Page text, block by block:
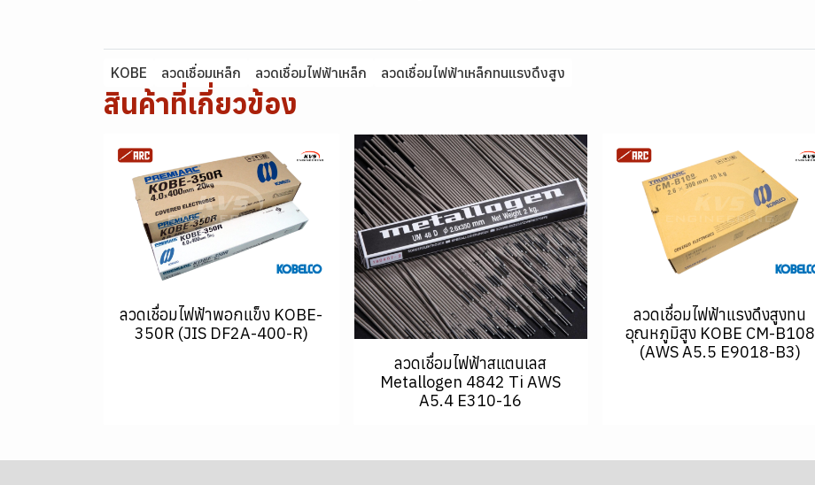
KOBE ลวดเชื่อมเหล็ก ลวดเชื่อมไฟฟ้าเหล็ก ลวดเชื่อมไฟฟ้าเหล็กทนแรงดึงสูง
สินค้าที่เกี่ยวข้อง
ลวดเชื่อมไฟฟ้าพอกแข็ง KOBE-
350R (JIS DF2A-400-R)
ลวดเชื่อมไฟฟ้าสแตนเลส
Metallogen 4842 Ti AWS
A5.4 E310-16
ลวดเชื่อมไฟฟ้าแรงดึงสูงทน
อุณหภูมิสูง KOBE CM-B108
(AWS A5.5 E9018-B3)